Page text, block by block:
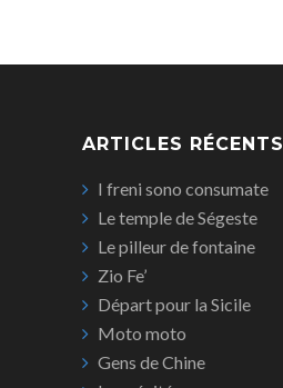
ARTICLES RÉCENTS
I freni sono consumate
Le temple de Ségeste
Le pilleur de fontaine
Zio Fe’
Départ pour la Sicile
Moto moto
Gens de Chine